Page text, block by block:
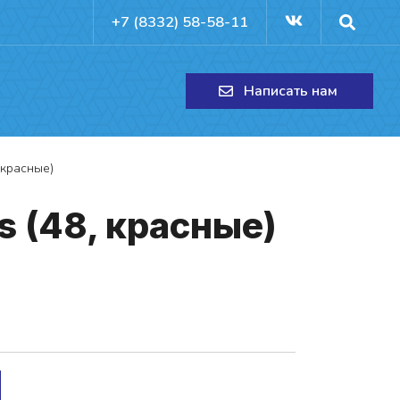
+7 (8332) 58-58-11
Написать нам
(48, крас­ные)